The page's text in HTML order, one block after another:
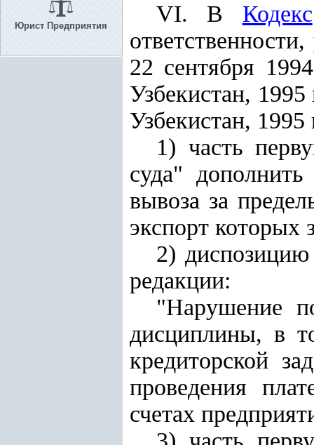
Юрист Предприятия VI. В Кодекс
22 сентября
Узбекистан,
Узбекистан,
1) часть
суда"
вывоза за
экспорт которых
2)
редакции:
"Нарушение
дисциплины, в
кредиторской
проведения
счетах